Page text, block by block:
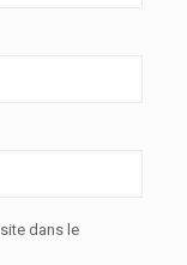
dans le